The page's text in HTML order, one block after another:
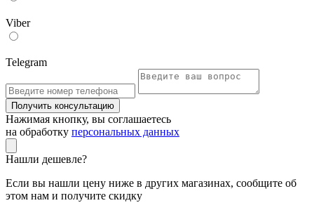
Viber
Telegram
Получить консультацию
Нажимая кнопку, вы соглашаетесь
на обработку персональных данных
Нашли дешевле?
Если вы нашли цену ниже в других магазинах, сообщите об
этом нам и получите скидку